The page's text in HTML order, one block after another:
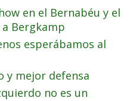
en el Bernabéu y el
Bergkamp
esperábamos al
y mejor defensa
no es un